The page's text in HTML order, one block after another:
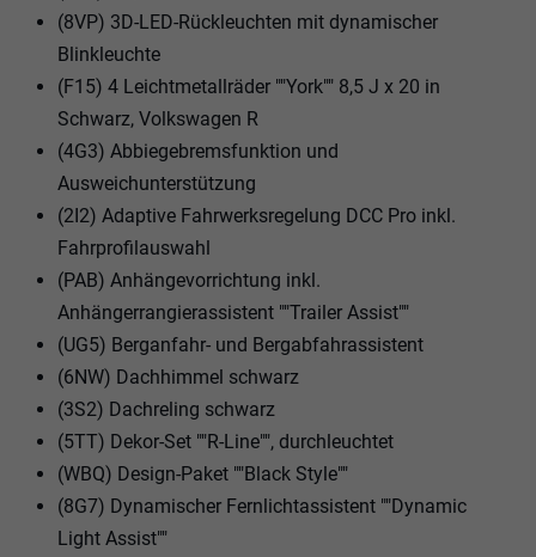
(8VP) 3D-LED-Rückleuchten mit dynamischer
Blinkleuchte
(F15) 4 Leichtmetallräder ""York"" 8,5 J x 20 in
Schwarz, Volkswagen R
(4G3) Abbiegebremsfunktion und
Ausweichunterstützung
(2I2) Adaptive Fahrwerksregelung DCC Pro inkl.
Fahrprofilauswahl
(PAB) Anhängevorrichtung inkl.
Anhängerrangierassistent ""Trailer Assist""
(UG5) Berganfahr- und Bergabfahrassistent
(6NW) Dachhimmel schwarz
(3S2) Dachreling schwarz
(5TT) Dekor-Set ""R-Line"", durchleuchtet
(WBQ) Design-Paket ""Black Style""
(8G7) Dynamischer Fernlichtassistent ""Dynamic
Light Assist""